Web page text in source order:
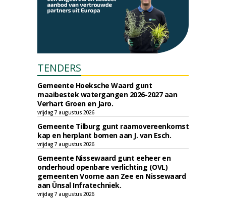
TENDERS
Gemeente Hoeksche Waard gunt
maaibestek watergangen 2026-2027 aan
Verhart Groen en Jaro.
vrijdag 7 augustus 2026
Gemeente Tilburg gunt raamovereenkomst
kap en herplant bomen aan J. van Esch.
vrijdag 7 augustus 2026
Gemeente Nissewaard gunt eeheer en
onderhoud openbare verlichting (OVL)
gemeenten Voorne aan Zee en Nissewaard
aan Ünsal Infratechniek.
vrijdag 7 augustus 2026